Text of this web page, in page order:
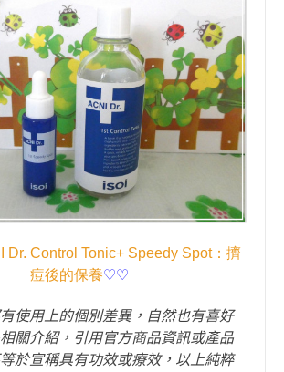
Dr. Control Tonic+ Speedy Spot：擠
痘後的保養♡♡
有使用上的個別差異，自然也有喜好
關介紹，引用官方商品資訊或產品
於宣稱具有功效或療效，以上純粹